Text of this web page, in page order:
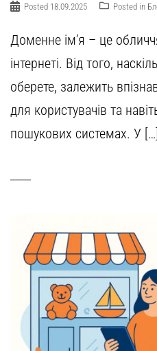
Posted 18.09.2025 Posted in
Доменне ім’я – це
інтернеті. Від того,
оберете, залежить
для користувачів та
пошукових системах. У […]